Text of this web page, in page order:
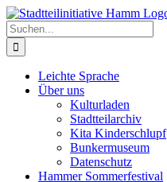
Zum
Inhalt
springen
Suche
nach:
Leichte Sprache
Über uns
Kulturladen
Stadtteilarchiv
Kita Kinderschlupf
Bunkermuseum
Datenschutz
Hammer Sommerfestival